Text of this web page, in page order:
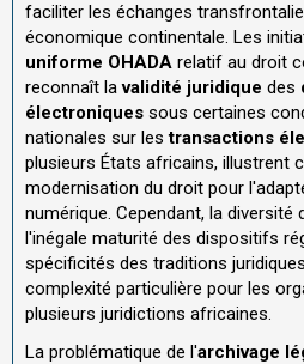
faciliter les échanges
économique continentale. Les
uniforme OHADA relatif au droit
reconnaît lavalidité juridique des
électroniques sous certaines
nationales sur lestransactions
plusieurs États africains, illustrent
modernisation du droit pour
numérique. Cependant, la diversité
l'inégale maturité des dispositifs
spécificités des traditions
complexité particulière pour les
plusieurs juridictions africaines.
La problématique de l'archivage